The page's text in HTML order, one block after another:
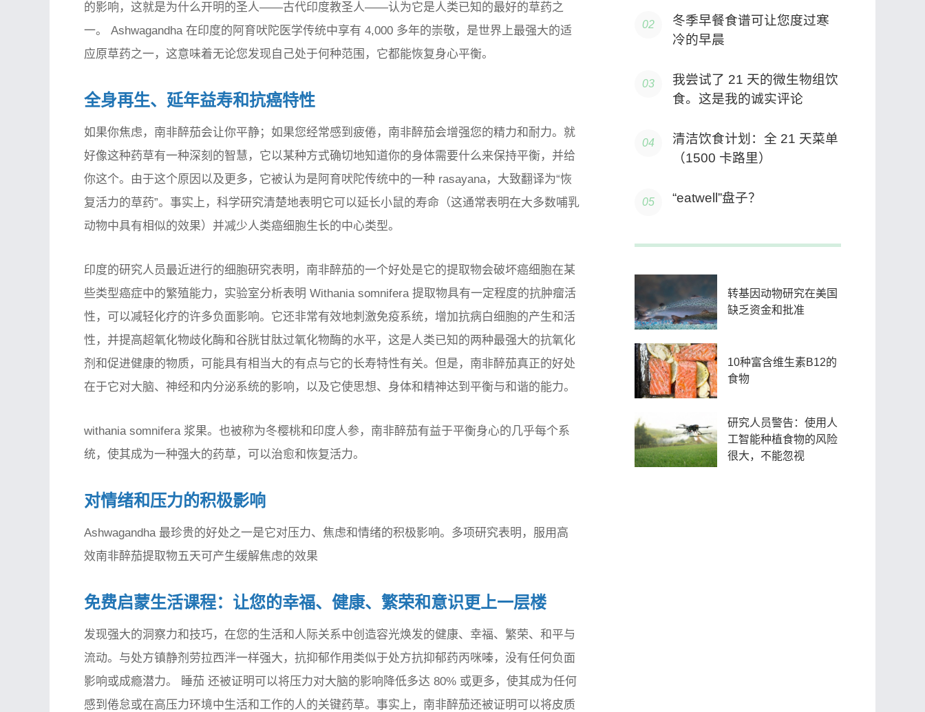
的影响，这就是为什么开明的圣人——古代印度教圣人——认为它是人类已知的最好的草药之
一。 Ashwagandha 在印度的阿育吠陀医学传统中享有 4,000 多年的崇敬，是世界上最强大的适
应原草药之一，这意味着无论您发现自己处于何种范围，它都能恢复身心平衡。
全身再生、延年益寿和抗癌特性
如果你焦虑，南非醉茄会让你平静；如果您经常感到疲倦，南非醉茄会增强您的精力和耐力。就
好像这种药草有一种深刻的智慧，它以某种方式确切地知道你的身体需要什么来保持平衡，并给
你这个。由于这个原因以及更多，它被认为是阿育吠陀传统中的一种 rasayana，大致翻译为“恢
复活力的草药”。事实上，科学研究清楚地表明它可以延长小鼠的寿命（这通常表明在大多数哺乳
动物中具有相似的效果）并减少人类癌细胞生长的中心类型。
印度的研究人员最近进行的细胞研究表明，南非醉茄的一个好处是它的提取物会破坏癌细胞在某
些类型癌症中的繁殖能力，实验室分析表明 Withania somnifera提取物具有一定程度的抗肿瘤活
性，可以减轻化疗的许多负面影响。它还非常有效地刺激免疫系统，增加抗病白细胞的产生和活
性，并提高超氧化物歧化酶和谷胱甘肽过氧化物酶的水平，这是人类已知的两种最强大的抗氧化
剂和促进健康的物质，可能具有相当大的有点与它的长寿特性有关。但是，南非醉茄真正的好处
在于它对大脑、神经和内分泌系统的影响，以及它使思想、身体和精神达到平衡与和谐的能力。
withania somnifera 浆果。也被称为冬樱桃和印度人参，南非醉茄有益于平衡身心的几​​乎每个系
统，使其成为一种强大的药草，可以治愈和恢复活力。
对情绪和压力的积极影响
Ashwagandha 最珍贵的好处之一是它对压力、焦虑和情绪的积极影响。多项研究表明，服用高
效南非醉茄提取物五天可产生缓解焦虑的效果
免费启蒙生活课程：让您的幸福、健康、繁荣和意识更上一层楼
发现强大的洞察力和技巧，在您的生活和人际关系中创造容光焕发的健康、幸福、繁荣、和平与
流动。与处方镇静剂劳拉西泮一样强大，抗抑郁作用类似于处方抗抑郁药丙咪嗪，没有任何负面
影响或成瘾潜力。
睡茄 还被证明可以将压力对大脑的影响降低多达 80% 或更多，使其成为任何
感到倦怠或在高压力环境中生活和工作的人的关键药草。事实上，南非醉茄还被证明可以将皮质
冬季早餐食谱可让您度过寒
冷的早晨
我尝试了 21 天的微生物组饮
食。这是我的诚实评论
清洁饮食计划：全 21 天菜单
（1500 卡路里）
“eatwell”盘子？
转基因动物研究在美国
缺乏资金和批准
10种富含维生素B12的
食物
研究人员警告：使用人
工智能种植食物的风险
很大，不能忽视